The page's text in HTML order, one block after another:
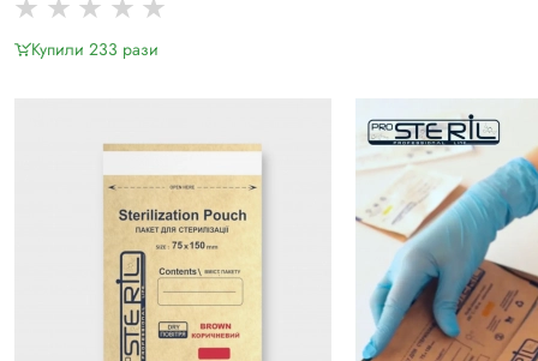
Купили 233 рази